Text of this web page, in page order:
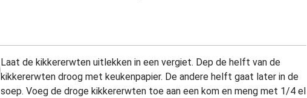
Laat de kikkererwten uitlekken in een vergiet. Dep de helft van de
kikkererwten droog met keukenpapier. De andere helft gaat later in de
soep. Voeg de droge kikkererwten toe aan een kom en meng met 1/4 el